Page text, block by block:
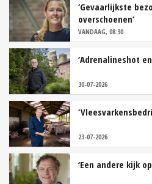
‘Gevaarlijkste
overschoenen’
VANDAAG, 08:30
‘Adrenalineshot
30-07-2026
23-07-2026
‘Een andere kijk